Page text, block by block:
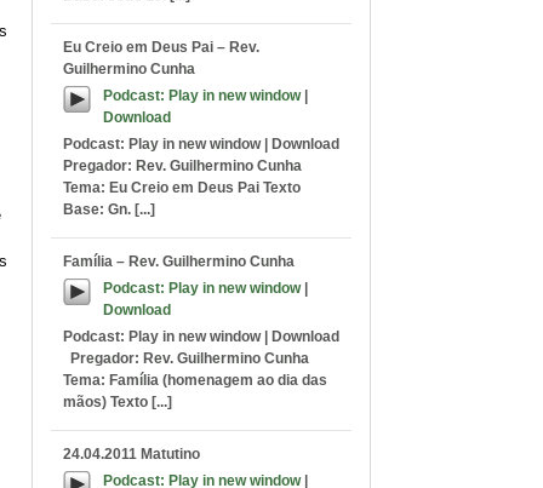
Eu Creio em Deus Pai – Rev.
Guilhermino Cunha
Podcast: Play in new window|
Download
Podcast: Play in new window | Download
Pregador: Rev. Guilhermino Cunha
Tema: Eu Creio em Deus Pai Texto
Base: Gn. [...]
Família – Rev. Guilhermino Cunha
Podcast: Play in new window|
Download
Podcast: Play in new window | Download
Pregador: Rev. Guilhermino Cunha
Tema: Família (homenagem ao dia das
mãos) Texto [...]
24.04.2011 Matutino
Podcast: Play in new window|